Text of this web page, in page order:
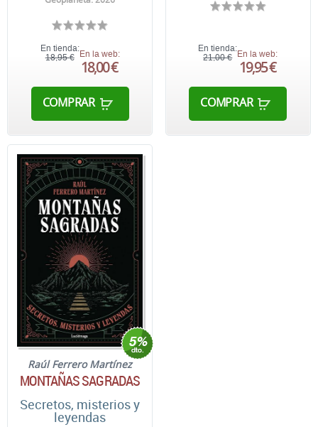
En tienda:
18,95 € En la web:
18,00 €
COMPRAR
En tienda:
21,00 €
En la web:
19,95 €
COMPRAR
Raúl Ferrero Martínez
MONTAÑAS SAGRADAS
Secretos, misterios y
leyendas